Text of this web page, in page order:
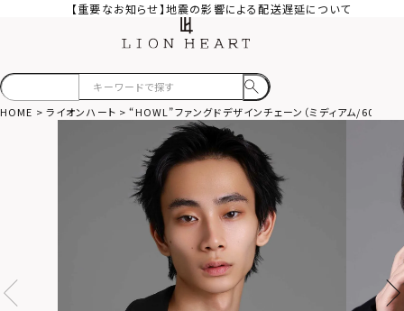
【重要なお知らせ】地震の影響による配送遅延について
HOME ライオンハート “HOWL”ファングドデザインチェーン（ミディアム/60cm